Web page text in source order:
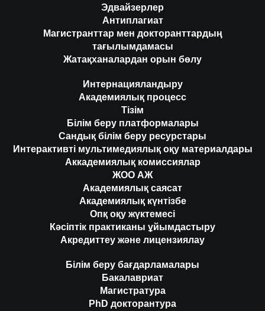
Эдвайзерлер
Антиплагиат
Магистранттар мен докторанттардың
тағылымдамасы
Жатақханалардан орын бөлу
Интернацияландыру
Академиялық процесс
Тізім
Білім беру платформалары
Сандық білім беру ресурстары
Интерактивті мультимедиялық оқу материалдары
Аккадемиялық комиссиялар
ЖОО АЖ
Академиялық саясат
Академиялық күнтізбе
Опқ оқу жүктемесі
Кәсіптік практиканы ұйымдастыру
Акредиттеу және лицензиялау
Білім беру бағдарламалары
Бакалавриат
Магистратура
PhD докторантура